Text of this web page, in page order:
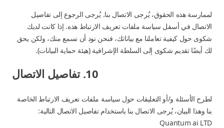
لممارسة هذه الحقوق، يُرجى الاتصال بنا. يُرجى الرجوع إلى تفاصيل
الاتصال في أسفل سياسة ملفات تعريف الارتباط هذه. إذا كانت لديك
شكوى حول كيفية تعاملنا مع بياناتك، فنحن نود أن نسمع منك، ولكن يحق
لك أيضًا تقديم شكوى إلى السلطة الإشرافية (هيئة حماية البيانات).
10. تفاصيل الاتصال
لطرح الأسئلة و/أو التعليقات حول سياسة ملفات تعريف الارتباط الخاصة
بنا وهذا البيان، يُرجى الاتصال بنا باستخدام تفاصيل الاتصال التالية:
Quantum ai LTD